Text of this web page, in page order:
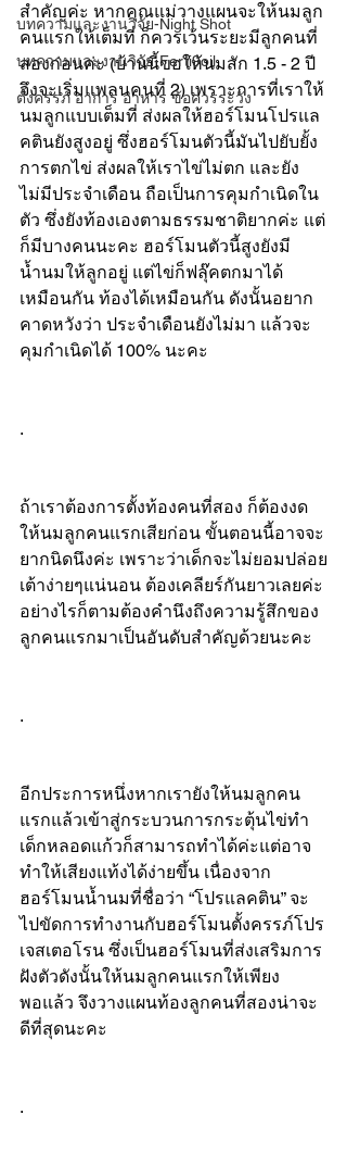
บทความและงานวิจัย-Night Shot
บทความและงานวิจัย-Ferti9oil
ตั้งครรภ์ อาการ อาหาร ข้อควรระวัง
สำคัญค่ะ หากคุณแม่วางแผนจะให้นมลูก
คนแรกให้เต็มที่ ก็ควรเว้นระยะมีลูกคนที่
สองก่อนค่ะ (บ้านนี้ขอให้นมสัก 1.5 - 2 ปี
จึงจะเริ่มแพลนคนที่ 2) เพราะการที่เราให้
นมลูกแบบเต็มที่ ส่งผลให้ฮอร์โมนโปรแล
คตินยังสูงอยู่ ซึ่งฮอร์โมนตัวนี้มันไปยับยั้ง
การตกไข่ ส่งผลให้เราไข่ไม่ตก และยัง
ไม่มีประจำเดือน ถือเป็นการคุมกำเนิดใน
ตัว ซึ่งยังท้องเองตามธรรมชาติยากค่ะ แต่
ก็มีบางคนนะคะ ฮอร์โมนตัวนี้สูงยังมี
น้ำนมให้ลูกอยู่ แต่ไข่ก็ฟลุ๊คตกมาได้
เหมือนกัน ท้องได้เหมือนกัน ดังนั้นอยาก
คาดหวังว่า ประจำเดือนยังไม่มา แล้วจะ
คุมกำเนิดได้ 100% นะคะ
.
ถ้าเราต้องการตั้งท้องคนที่สอง ก็ต้องงด
ให้นมลูกคนแรกเสียก่อน ขั้นตอนนี้อาจจะ
ยากนิดนึงค่ะ เพราะว่าเด็กจะไม่ยอมปล่อย
เต้าง่ายๆแน่นอน ต้องเคลียร์กันยาวเลยค่ะ
อย่างไรก็ตามต้องคำนึงถึงความรู้สึกของ
ลูกคนแรกมาเป็นอันดับสำคัญด้วยนะคะ
.
อีกประการหนึ่งหากเรายังให้นมลูกคน
แรกแล้วเข้าสู่กระบวนการกระตุ้นไข่ทำ
เด็กหลอดแก้วก็สามารถทำได้ค่ะแต่อาจ
ทำให้เสียงแท้งได้ง่ายขึ้น เนื่องจาก
ฮอร์โมนน้ำนมที่ชื่อว่า “โปรแลคติน” จะ
ไปขัดการทำงานกับฮอร์โมนตั้งครรภ์โปร
เจสเตอโรน ซึ่งเป็นฮอร์โมนที่ส่งเสริมการ
ฝังตัวดังนั้นให้นมลูกคนแรกให้เพียง
พอแล้ว จึงวางแผนท้องลูกคนที่สองน่าจะ
ดีที่สุดนะคะ
.